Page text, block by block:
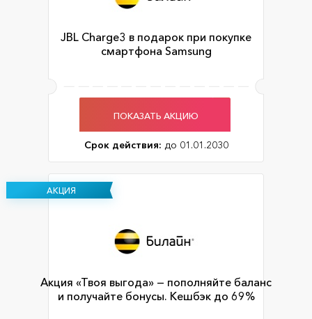
JBL Charge3 в подарок при покупке
смартфона Samsung
ПОКАЗАТЬ АКЦИЮ
Срок действия: до 01.01.2030
АКЦИЯ
Акция «Твоя выгода» — пополняйте баланс
и получайте бонусы. Кешбэк до 69%